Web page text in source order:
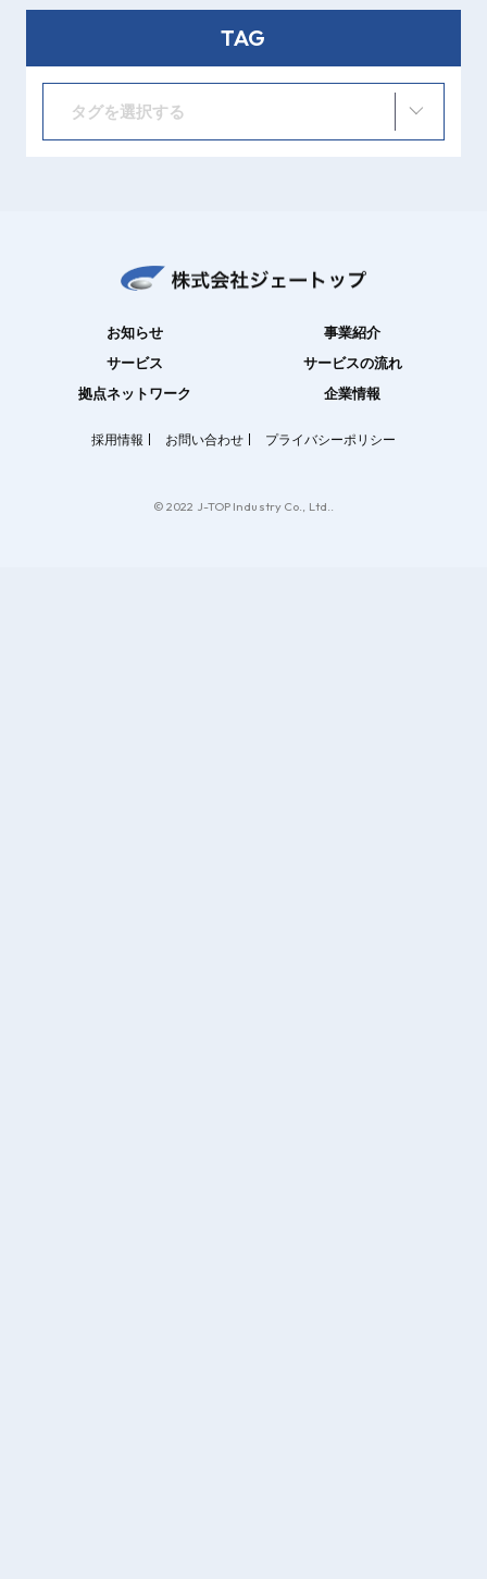
TAG
タグを選択する
お知らせ
事業紹介
サービス
サービスの流れ
拠点ネットワーク
企業情報
採用情報 お問い合わせ プライバシーポリシー
© 2022 J-TOP Industry Co., Ltd..